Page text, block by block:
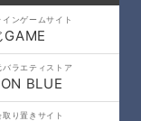
インゲームサイト
GAME
バラエティストア
BLUE
取り置きサイト